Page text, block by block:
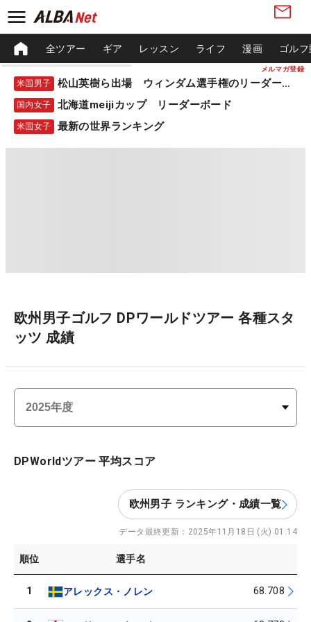
メルマガ登録
全ツアー ギア レッスン ライフ 漫画 ゴル
米国男子 松山英樹ら出場 ウィンダム選手権のリーダーボード
国内女子 北海道meijiカップ リーダーボード
米国女子 最新の世界ランキング
欧州男子ゴルフ DPワールドツアー 各種スタ
ッツ 成績
DPWorldツアー 平均スコア
欧州男子 ランキング・成績一覧
データ最終更新： 2025年11月18日 (火) 01:14
順位 選手名
1 アレックス・ノレン 68.708